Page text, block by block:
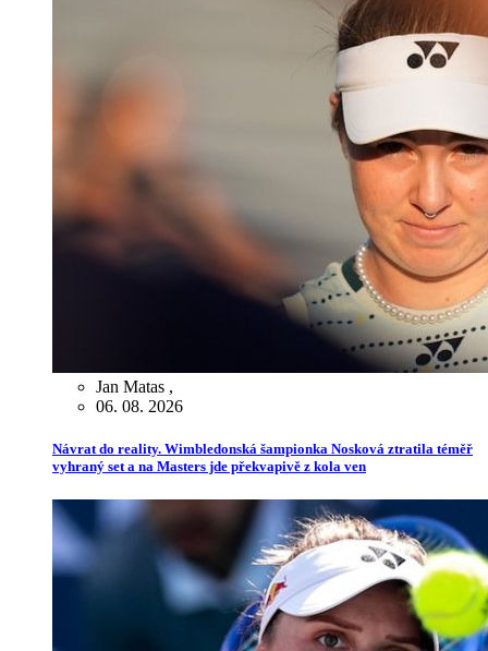
Jan Matas ,
06. 08. 2026
Návrat do reality. Wimbledonská šampionka Nosková ztratila téměř
vyhraný set a na Masters jde překvapivě z kola ven